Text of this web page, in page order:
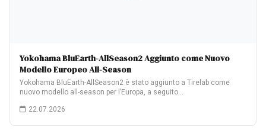
Yokohama BluEarth-AllSeason2 Aggiunto come Nuovo
Modello Europeo All-Season
Yokohama BluEarth-AllSeason2 è stato aggiunto a Tirelab come
nuovo modello all-season per l’Europa, a seguito…
22.07.2026